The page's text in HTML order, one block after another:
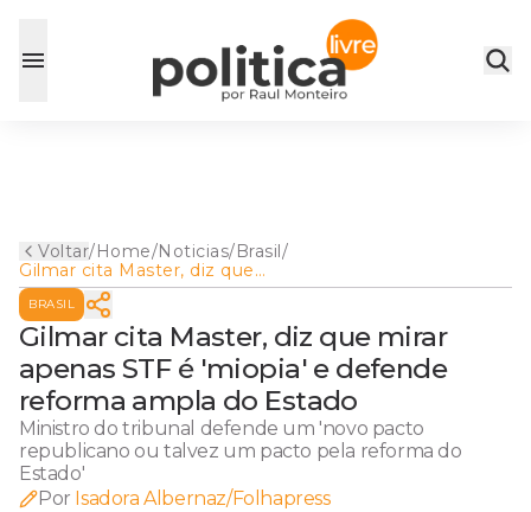
Voltar/Home/Noticias/Brasil/
Gilmar cita Master, diz que
mirar apenas STF é 'miopia' e
defende reforma ampla do
Estado
BRASIL
Gilmar cita Master, diz que mirar
apenas STF é 'miopia' e defende
reforma ampla do Estado
Ministro do tribunal defende um 'novo pacto
republicano ou talvez um pacto pela reforma do
Estado'
Por Isadora Albernaz/Folhapress